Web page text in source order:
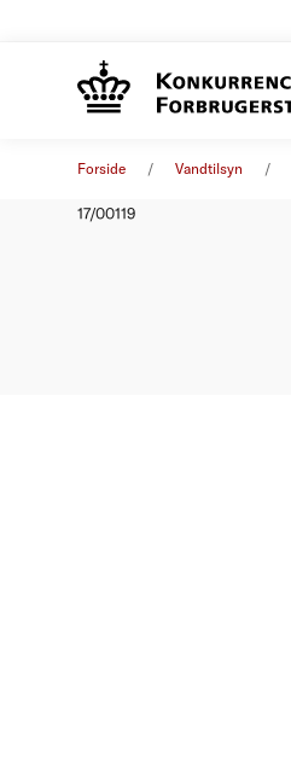
Forside Vandtilsyn
17/00119